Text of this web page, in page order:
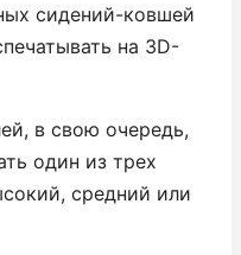
сидений-ковшей
на 3D-
в свою очередь,
один из трех
средний или